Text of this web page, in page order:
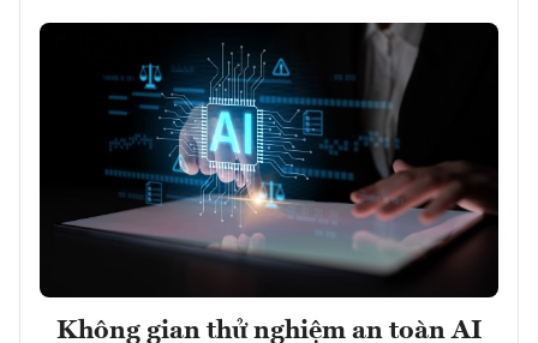
Không gian thử nghiệm an toàn AI